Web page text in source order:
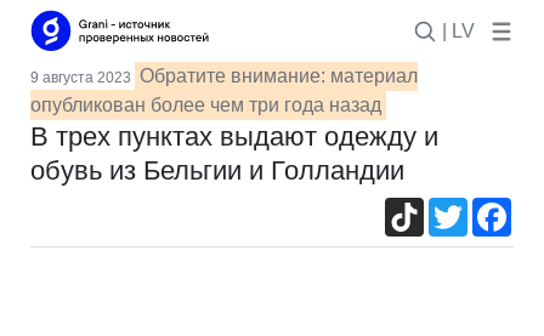
| LV
9 августа 2023 Обратите внимание: материал
опубликован более чем три года назад
В трех пунктах выдают одежду и
обувь из Бельгии и Голландии
TikTokTwitter